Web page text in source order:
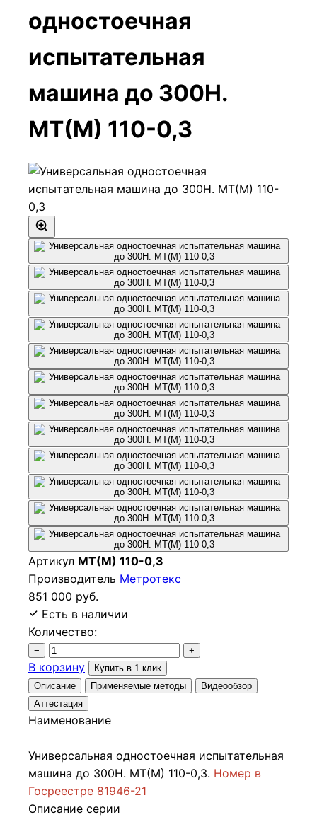
одностоечная
испытательная
машина до 300Н.
МТ(М) 110-0,3
Артикул МТ(М) 110-0,3
Производитель Метротекс
851 000 руб.
Есть в наличии
Количество:
− +
В корзину
Купить в 1 клик
Описание
Применяемые методы
Видеообзор
Аттестация
Наименование
Универсальная одностоечная испытательная
машина до 300Н. МТ(М) 110-0,3. Номер в
Госреестре 81946-21
Описание серии